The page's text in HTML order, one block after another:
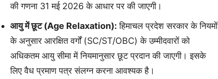
की गणना 31 मई 2026 के आधार पर की जाएगी।
आयु में छूट (Age Relaxation): हिमाचल प्रदेश सरकार के नियमों
के अनुसार आरक्षित वर्गों (SC/ST/OBC) के उम्मीदवारों को
अधिकतम आयु सीमा में नियमानुसार छूट प्रदान की जाएगी। इसके
लिए वैध प्रमाण पत्र संलग्न करना आवश्यक है।